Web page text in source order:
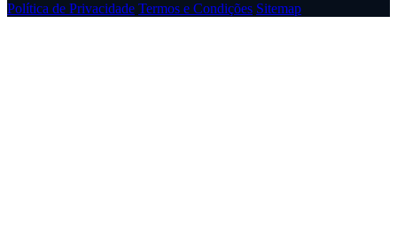
Política de Privacidade Termos e Condições Sitemap